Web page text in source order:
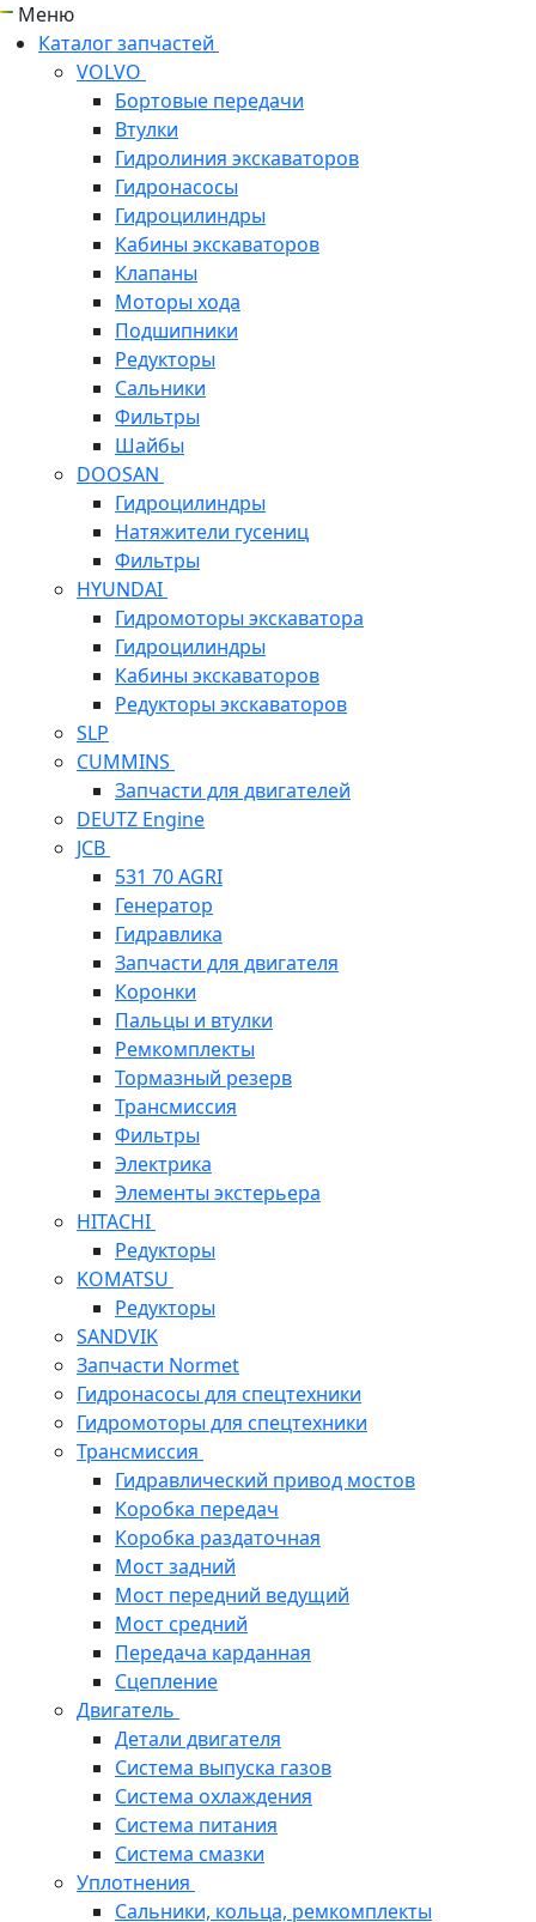
Меню
Каталог запчастей
VOLVO
Бортовые передачи
Втулки
Гидролиния экскаваторов
Гидронасосы
Гидроцилиндры
Кабины экскаваторов
Клапаны
Моторы хода
Подшипники
Редукторы
Сальники
Фильтры
Шайбы
DOOSAN
Гидроцилиндры
Натяжители гусениц
Фильтры
HYUNDAI
Гидромоторы экскаватора
Гидроцилиндры
Кабины экскаваторов
Редукторы экскаваторов
SLP
CUMMINS
Запчасти для двигателей
DEUTZ Engine
JCB
531 70 AGRI
Генератор
Гидравлика
Запчасти для двигателя
Коронки
Пальцы и втулки
Ремкомплекты
Тормазный резерв
Трансмиссия
Фильтры
Электрика
Элементы экстерьера
HITACHI
Редукторы
KOMATSU
Редукторы
SANDVIK
Запчасти Normet
Гидронасосы для спецтехники
Гидромоторы для спецтехники
Трансмиссия
Гидравлический привод мостов
Коробка передач
Коробка раздаточная
Мост задний
Мост передний ведущий
Мост средний
Передача карданная
Сцепление
Двигатель
Детали двигателя
Система выпуска газов
Система охлаждения
Система питания
Система смазки
Уплотнения
Сальники, кольца, ремкомплекты